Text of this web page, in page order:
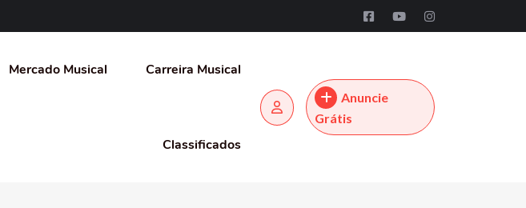
Mercado Musical Carreira Musical
Classificados
Anuncie
Grátis